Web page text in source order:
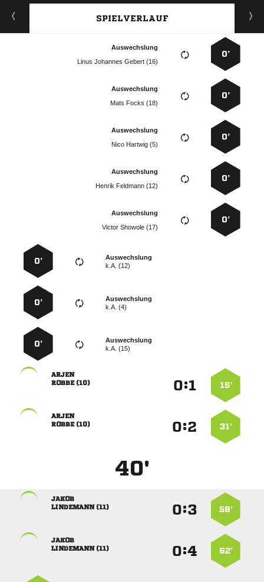
SPIELVERLAUF
0’
Auswechslung
   
0’
Auswechslung
  
0’
Auswechslung
  
0’
Auswechslung
  
0’
Auswechslung
  
Auswechslung
k.A. (12)
0’
Auswechslung
k.A. (4)
0’
Auswechslung
k.A. (15)
0’
15’
:

 
31’
:

 
40'
58’
:

 
62’
:

 